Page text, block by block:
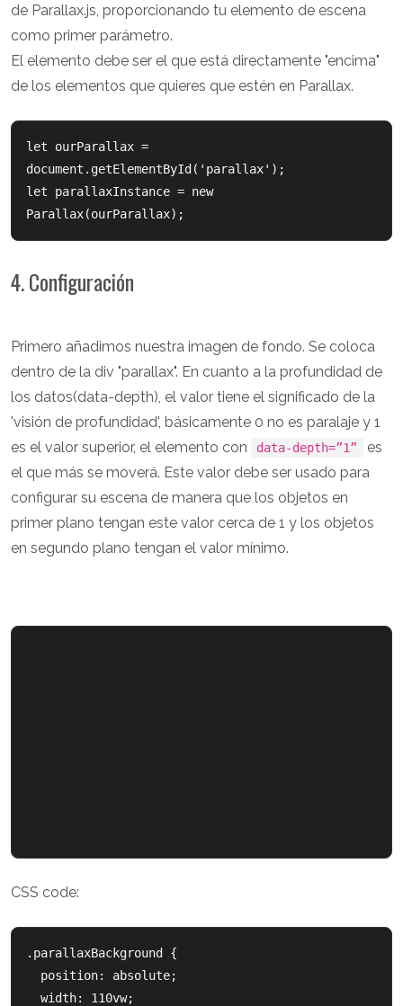
de Parallax.js, proporcionando tu elemento de escena
como primer parámetro.
El elemento debe ser el que está directamente "encima"
de los elementos que quieres que estén en Parallax.
let ourParallax =
document.getElementById('parallax');
let parallaxInstance = new
4. Configuración
Primero añadimos nuestra imagen de fondo. Se coloca
dentro de la div "parallax". En cuanto a la profundidad de
los datos(data-depth), el valor tiene el significado de la
'visión de profundidad', básicamente 0 no es paralaje y 1
es el valor superior, el elemento con
data-depth=”1”
es
el que más se moverá. Este valor debe ser usado para
configurar su escena de manera que los objetos en
primer plano tengan este valor cerca de 1 y los objetos
en segundo plano tengan el valor mínimo.
CSS code:
.parallaxBackground {
position: absolute;
width: 110vw;